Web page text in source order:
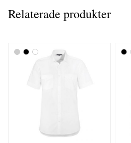
Relaterade produkter